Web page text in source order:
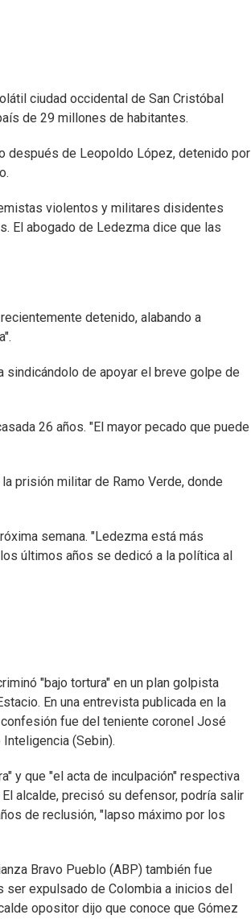
ciudad occidental de San Cristóbal
de 29 millones de habitantes.
después de Leopoldo López, detenido por
violentos y militares disidentes
El abogado de Ledezma dice que las
detenido, alabando a
de apoyar el breve golpe de
26 años. "El mayor pecado que puede
prisión militar de Ramo Verde, donde
semana. "Ledezma está más
últimos años se dedicó a la política al
"bajo tortura" en un plan golpista
En una entrevista publicada en la
fue del teniente coronel José
(Sebin).
y que "el acta de inculpación" respectiva
alcalde, precisó su defensor, podría salir
de reclusión, "lapso máximo por los
Bravo Pueblo (ABP) también fue
expulsado de Colombia a inicios del
opositor dijo que conoce que Gómez